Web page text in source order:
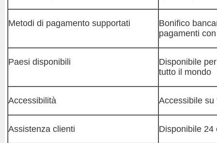
Metodi di pagamento supportati
Bonifico
pagamenti
Paesi disponibili
Disponibile
tutto il mondo
Accessibilità Accessibile su
Assistenza clienti Disponibile 24